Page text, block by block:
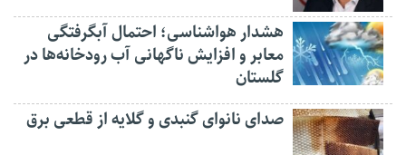
هشدار هواشناسی؛ احتمال آبگرفتگی
معابر و افزایش ناگهانی آب رودخانه‌ها در
گلستان
صدای نانوای گنبدی و گلایه از قطعی برق